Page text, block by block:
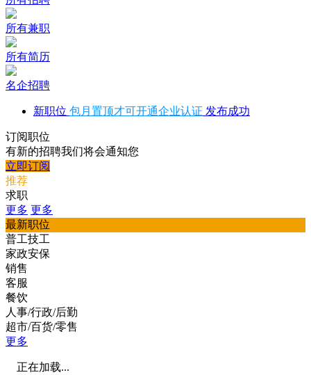
所有兼职
所有简历
名企招聘
新职位 包月置顶才可开通企业认证 发布成功
订阅职位
有新的招聘我们将会通知您
立即订阅
推荐
求职
更多 更多
最新职位
普工技工
家政安保
销售
客服
餐饮
人事/行政/后勤
超市/百货/零售
更多
正在加载...